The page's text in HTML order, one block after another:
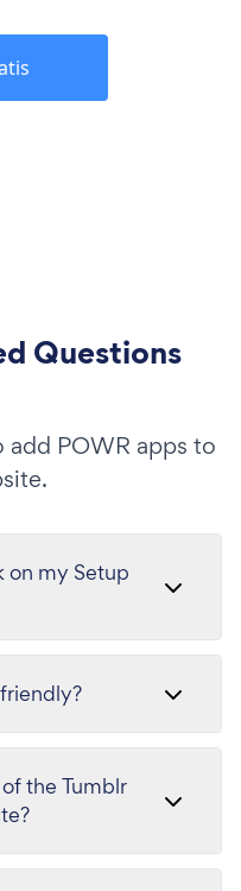
Questions
POWR apps to
on my Setup
the Tumblr